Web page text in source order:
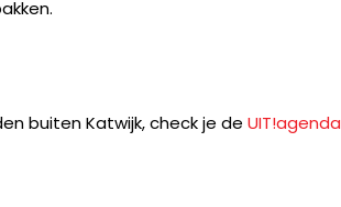
buiten Katwijk, check je de UIT!agenda